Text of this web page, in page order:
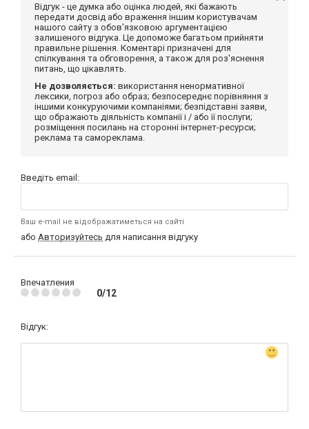
Відгук - це думка або оцінка людей, які бажають
передати досвід або враження іншим користувачам
нашого сайту з обов'язковою аргументацією
залишеного відгука. Це допоможе багатьом прийняти
правильне рішення. Коментарі призначені для
спілкування та обговорення, а також для роз'яснення
питань, що цікавлять.
Не дозволяється: використання ненормативної
лексики, погроз або образ; безпосереднє порівняння з
іншими конкуруючими компаніями; безпідставні заяви,
що ображають діяльність компанії і / або її послуги;
розміщення посилань на сторонні інтернет-ресурси;
реклама та самореклама.
Введіть email:
Ваш e-mail не відображатиметься на сайті
або Авторизуйтесь для написання відгуку
Впечатления
0/12
Відгук: